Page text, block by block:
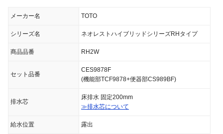
メーカー名 TOTO
シリーズ名 ネオレストハイブリッドシリーズRHタイプ
商品品番 RH2W
セット品番
CES9878F
(機能部TCF9878+便器部CS989BF)
排水芯
床排水 固定200mm
≫排水芯について
給水位置 露出